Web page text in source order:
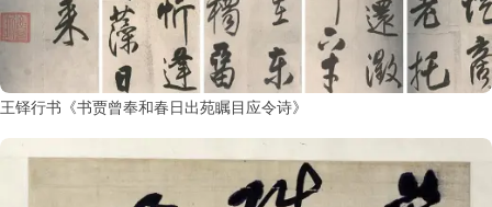
王铎行书《书贾曾奉和春日出苑瞩目应令诗》